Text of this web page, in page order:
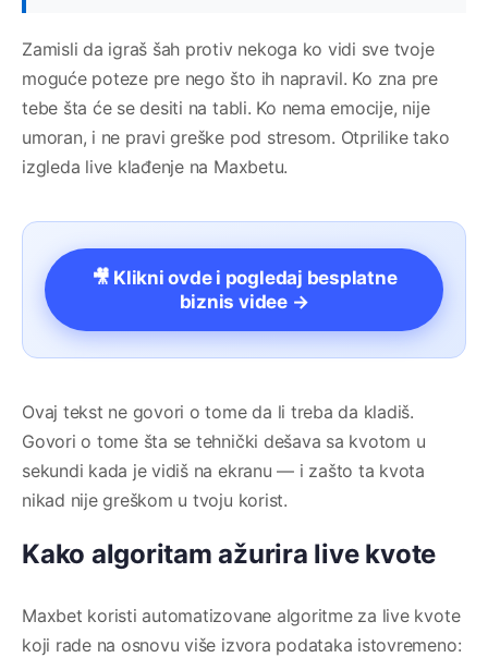
Zamisli da igraš šah protiv nekoga ko vidi sve tvoje
moguće poteze pre nego što ih napravil. Ko zna pre
tebe šta će se desiti na tabli. Ko nema emocije, nije
umoran, i ne pravi greške pod stresom. Otprilike tako
izgleda live klađenje na Maxbetu.
🎥 Klikni ovde i pogledaj besplatne
biznis videe →
Ovaj tekst ne govori o tome da li treba da kladiš.
Govori o tome šta se tehnički dešava sa kvotom u
sekundi kada je vidiš na ekranu — i zašto ta kvota
nikad nije greškom u tvoju korist.
Kako algoritam ažurira live kvote
Maxbet koristi automatizovane algoritme za live kvote
koji rade na osnovu više izvora podataka istovremeno: